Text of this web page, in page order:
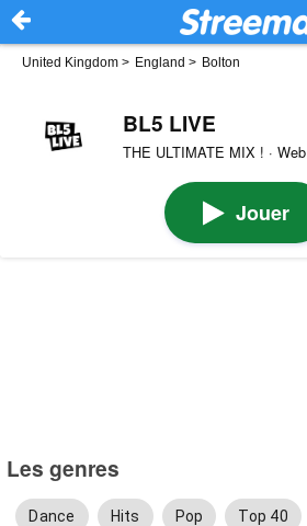
United Kingdom > England > Bolton
BL5 LIVE
THE ULTIMATE MIX ! · Web
Jouer
Les genres
Dance Hits Pop Top 40